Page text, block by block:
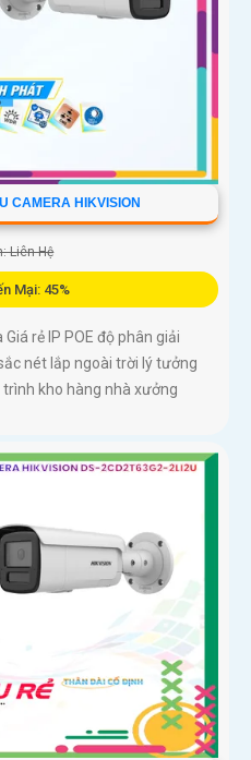
CAMERA HIKVISION
Liên Hệ
Mại: 45%
rẻ IP POE độ phân giải
nét lắp ngoài trời lý tưởng
kho hàng nhà xưởng